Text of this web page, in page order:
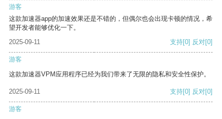
游客
这款加速器app的加速效果还是不错的，但偶尔也会出现卡顿的情况，希
望开发者能够优化一下。
2025-09-11
支持[0] 反对[0]
游客
这款加速器VPM应用程序已经为我们带来了无限的隐私和安全性保护。
2025-09-11 支持[0] 反对[0]
游客